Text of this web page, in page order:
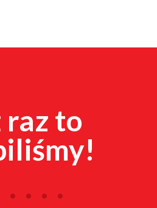
raz to
. . .